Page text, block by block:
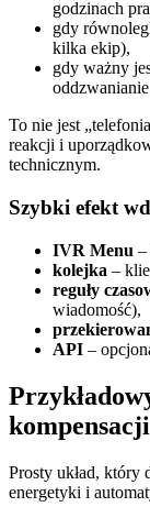
godzinach
gdy
kilka ekip),
gdy ważny
To nie jest
reakcji i
technicznym.
Szybki efekt
IVR Menu –
kolejka –
reguły
wiadomość),
API –
Prosty układ, który
energetyki i